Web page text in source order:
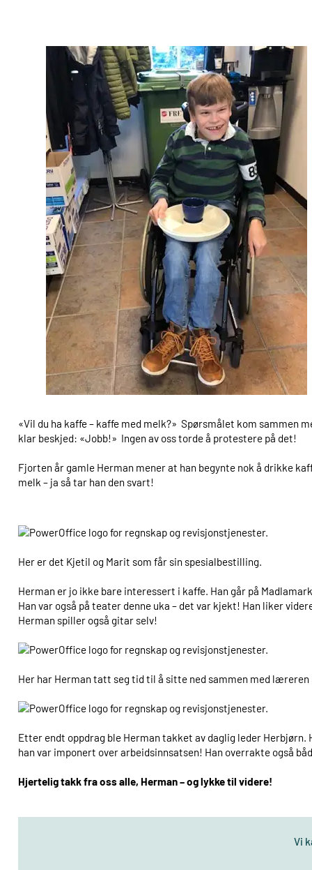
«Vil du ha kaffe – kaffe med melk?» Spørsmålet kom
klar beskjed: «Jobb!» Ingen av oss torde å protestere på det!
Fjorten år gamle Herman mener at han begynte nok å drikke
melk – ja så tar han den svart!
Her er det Kjetil og Marit som får sin spesialbestilling.
Herman er jo ikke bare interessert i kaffe. Han går på
Han var også på teater denne uka – det var kjekt! Han liker
Herman spiller også gitar selv!
Her har Herman tatt seg tid til å sitte ned sammen med
Etter endt oppdrag ble Herman takket av daglig leder
han var imponert over arbeidsinnsatsen! Han overrakte også
Hjertelig takk fra oss alle, Herman – og lykke til videre!
Vi